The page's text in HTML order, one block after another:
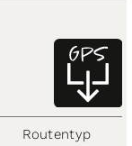
Routentyp